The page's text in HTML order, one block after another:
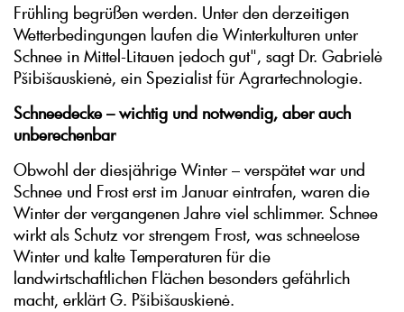
Frühling begrüßen werden. Unter den derzeitigen
Wetterbedingungen laufen die Winterkulturen unter
Schnee in Mittel-Litauen jedoch gut", sagt Dr. Gabrielė
Pšibišauskienė, ein Spezialist für Agrartechnologie.
Schneedecke – wichtig und notwendig, aber auch
unberechenbar
Obwohl der diesjährige Winter – verspätet war und
Schnee und Frost erst im Januar eintrafen, waren die
Winter der vergangenen Jahre viel schlimmer. Schnee
wirkt als Schutz vor strengem Frost, was schneelose
Winter und kalte Temperaturen für die
landwirtschaftlichen Flächen besonders gefährlich
macht, erklärt G. Pšibišauskienė.